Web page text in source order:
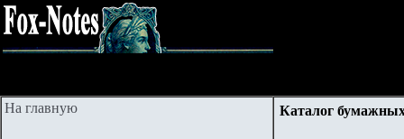
На главную Каталог